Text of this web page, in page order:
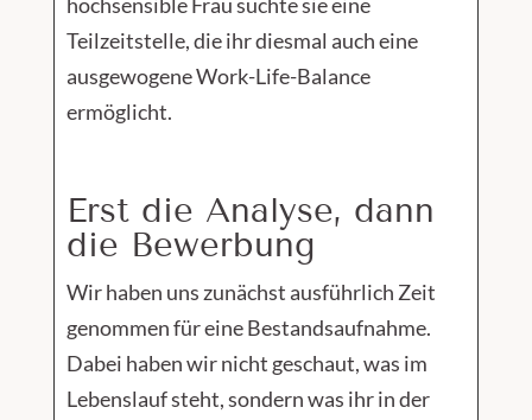
Teilzeitstelle, die ihr diesmal auch eine
ausgewogene Work-Life-Balance
ermöglicht.
Erst die Analyse, dann
die Bewerbung
Wir haben uns zunächst ausführlich Zeit
genommen für eine Bestandsaufnahme.
Dabei haben wir nicht geschaut, was im
Lebenslauf steht, sondern was ihr in der